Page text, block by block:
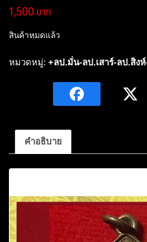
1,500
สินค้าหมดแล้ว
หมวดหมู่: +ลป.มั่น-ลป.เสาร์-ลป.สิง
คำอธิบาย